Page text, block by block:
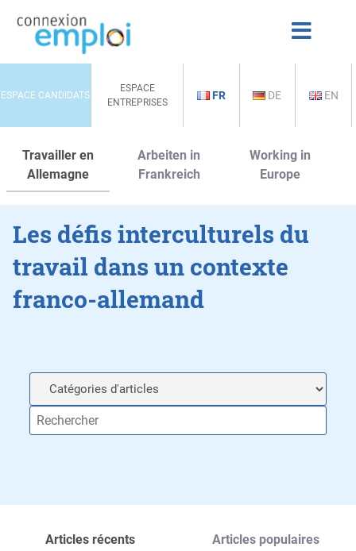
ESPACE CANDIDATS
ESPACE
ENTREPRISES
FR DE EN
Travailler en
Allemagne
Arbeiten in
Frankreich
Working in
Europe
Les défis interculturels du
travail dans un contexte
franco-allemand
Articles récents Articles populaires